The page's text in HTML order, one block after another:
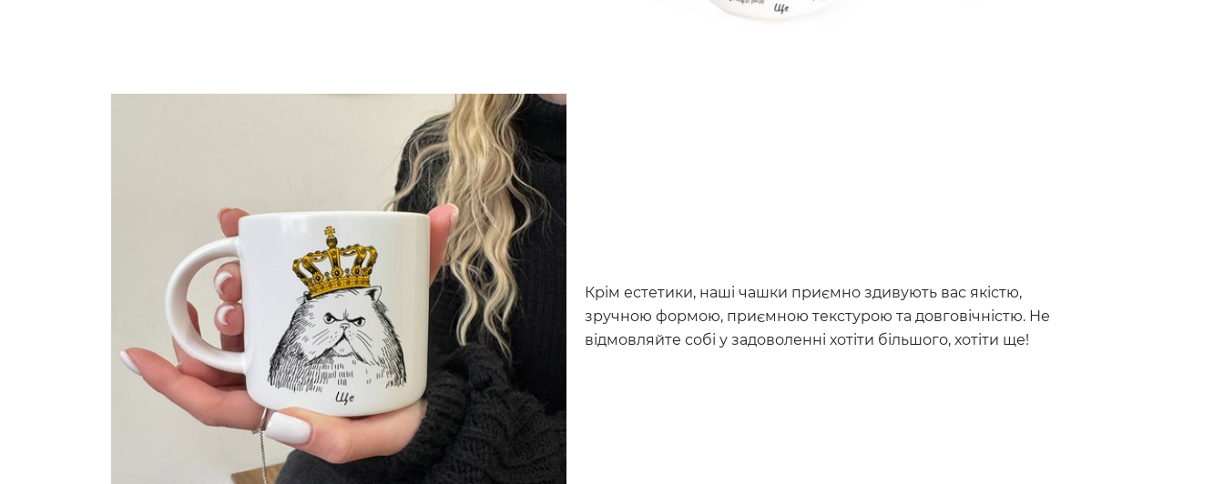
Крім естетики, наші чашки приємно здивують вас якістю,
зручною формою, приємною текстурою та довговічністю. Не
відмовляйте собі у задоволенні хотіти більшого, хотіти ще!